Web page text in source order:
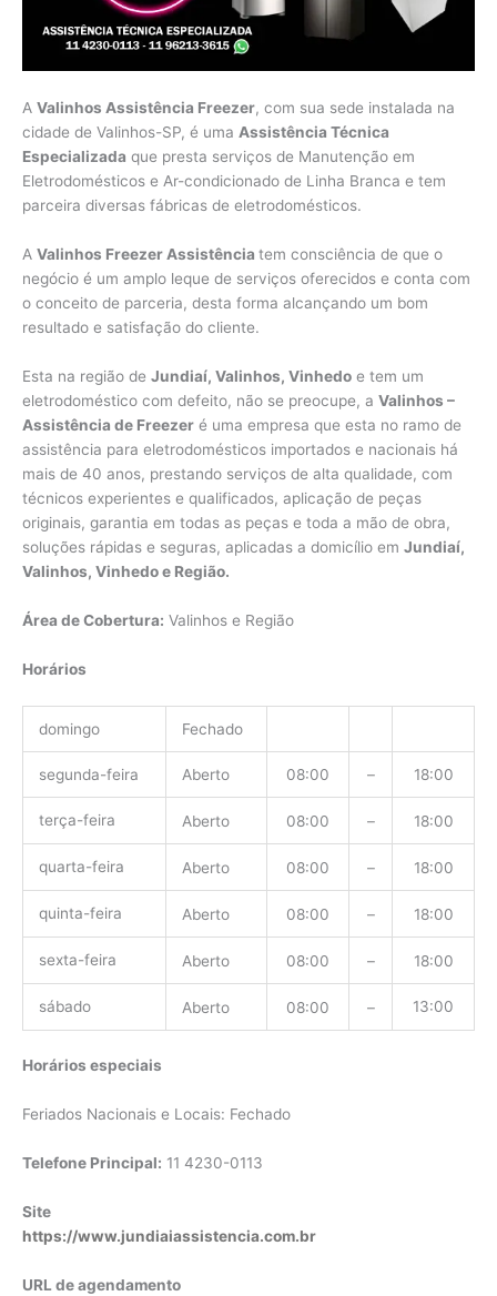
A Valinhos Assistência Freezer, com sua sede instalada na
cidade de Valinhos-SP, é uma Assistência Técnica
Especializada que presta serviços de Manutenção em
Eletrodomésticos e Ar-condicionado de Linha Branca e tem
parceira diversas fábricas de eletrodomésticos.
A Valinhos Freezer Assistência tem consciência de que o
negócio é um amplo leque de serviços oferecidos e conta com
o conceito de parceria, desta forma alcançando um bom
resultado e satisfação do cliente.
Esta na região de Jundiaí, Valinhos, Vinhedo e tem um
eletrodoméstico com defeito, não se preocupe, a Valinhos –
Assistência de Freezer é uma empresa que esta no ramo de
assistência para eletrodomésticos importados e nacionais há
mais de 40 anos, prestando serviços de alta qualidade, com
técnicos experientes e qualificados, aplicação de peças
originais, garantia em todas as peças e toda a mão de obra,
soluções rápidas e seguras, aplicadas a domicílio em Jundiaí,
Valinhos, Vinhedo e Região.
Área de Cobertura: Valinhos e Região
Horários
domingo Fechado
segunda-feira Aberto 08:00 – 18:00
terça-feira Aberto 08:00 – 18:00
quarta-feira Aberto 08:00 – 18:00
quinta-feira Aberto 08:00 – 18:00
sexta-feira Aberto 08:00 – 18:00
sábado Aberto 08:00 – 13:00
Horários especiais
Feriados Nacionais e Locais: Fechado
Telefone Principal: 11 4230-0113
Site
https://www.jundiaiassistencia.com.br
URL de agendamento